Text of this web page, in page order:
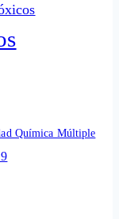
Química Múltiple